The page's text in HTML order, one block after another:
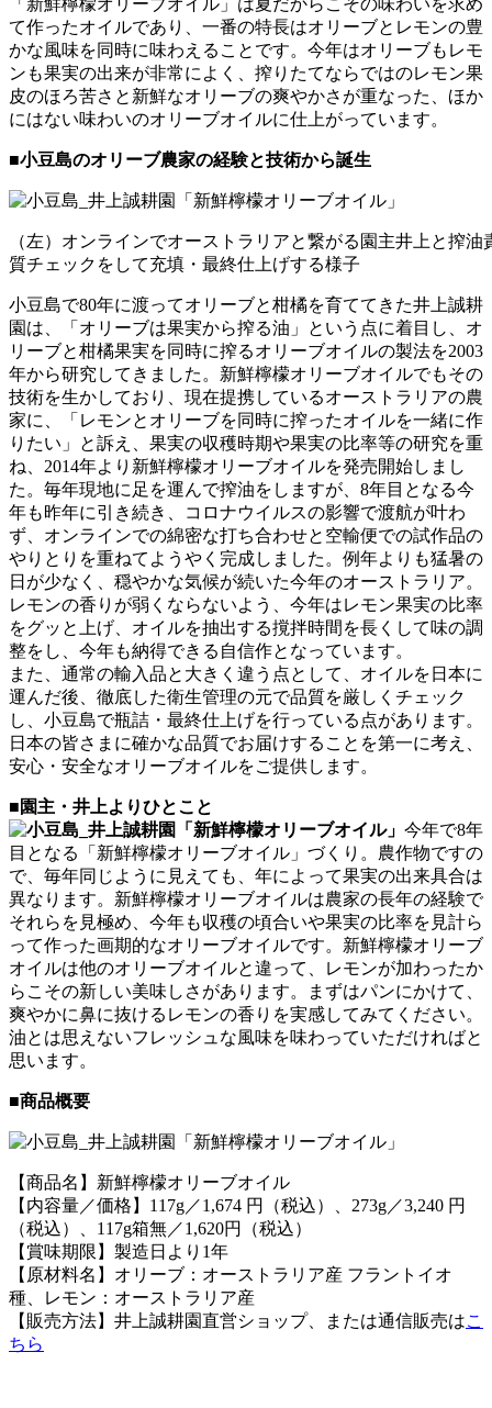
て作ったオイルであり、一番の特長はオリーブとレモンの豊
かな風味を同時に味わえることです。今年はオリーブもレモ
ンも果実の出来が非常によく、搾りたてならではのレモン果
皮のほろ苦さと新鮮なオリーブの爽やかさが重なった、ほか
にはない味わいのオリーブオイルに仕上がっています。
■小豆島のオリーブ農家の経験と技術から誕生
（左）オンラインでオーストラリアと繋がる園主井上と搾
質チェックをして充填・最終仕上げする様子
小豆島で80年に渡ってオリーブと柑橘を育ててきた井上誠耕
園は、「オリーブは果実から搾る油」という点に着目し、オ
リーブと柑橘果実を同時に搾るオリーブオイルの製法を2003
年から研究してきました。新鮮檸檬オリーブオイルでもその
技術を生かしており、現在提携しているオーストラリアの農
家に、「レモンとオリーブを同時に搾ったオイルを一緒に作
りたい」と訴え、果実の収穫時期や果実の比率等の研究を重
ね、2014年より新鮮檸檬オリーブオイルを発売開始しまし
た。毎年現地に足を運んで搾油をしますが、8年目となる今
年も昨年に引き続き、コロナウイルスの影響で渡航が叶わ
ず、オンラインでの綿密な打ち合わせと空輸便での試作品の
やりとりを重ねてようやく完成しました。例年よりも猛暑の
日が少なく、穏やかな気候が続いた今年のオーストラリア。
レモンの香りが弱くならないよう、今年はレモン果実の比率
をグッと上げ、オイルを抽出する撹拌時間を長くして味の調
整をし、今年も納得できる自信作となっています。
また、通常の輸入品と大きく違う点として、オイルを日本に
運んだ後、徹底した衛生管理の元で品質を厳しくチェック
し、小豆島で瓶詰・最終仕上げを行っている点があります。
日本の皆さまに確かな品質でお届けすることを第一に考え、
安心・安全なオリーブオイルをご提供します。
■園主・井上よりひとこと
今年で8年
目となる「新鮮檸檬オリーブオイル」づくり。農作物ですの
で、毎年同じように見えても、年によって果実の出来具合は
異なります。新鮮檸檬オリーブオイルは農家の長年の経験で
それらを見極め、今年も収穫の頃合いや果実の比率を見計ら
って作った画期的なオリーブオイルです。新鮮檸檬オリーブ
オイルは他のオリーブオイルと違って、レモンが加わったか
らこその新しい美味しさがあります。まずはパンにかけて、
爽やかに鼻に抜けるレモンの香りを実感してみてください。
油とは思えないフレッシュな風味を味わっていただければと
思います。
■商品概要
【商品名】新鮮檸檬オリーブオイル
【内容量／価格】117g／1,674 円（税込）、273g／3,240 円
（税込）、117g箱無／1,620円（税込）
【賞味期限】製造日より1年
【原材料名】オリーブ：オーストラリア産 フラントイオ
種、レモン：オーストラリア産
【販売方法】井上誠耕園直営ショップ、または通信販売はこ
ちら